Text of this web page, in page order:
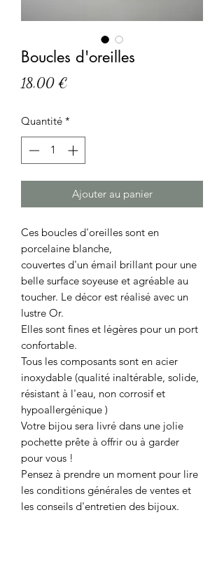
Boucles d'oreilles
18,00 €
Quantité *
Ajouter au panier
Ces boucles d'oreilles sont en
porcelaine blanche,
couvertes d'un émail brillant pour une
belle surface soyeuse et agréable au
toucher. Le décor est réalisé avec un
lustre Or.
Elles sont fines et légères pour un port
confortable.
Tous les composants sont en acier
inoxydable (qualité inaltérable, solide,
résistant à l'eau, non corrosif et
hypoallergénique )
Votre bijou sera livré dans une jolie
pochette prête à offrir ou à garder
pour vous !
Pensez à prendre un moment pour lire
les conditions générales de ventes et
les conseils d'entretien des bijoux.